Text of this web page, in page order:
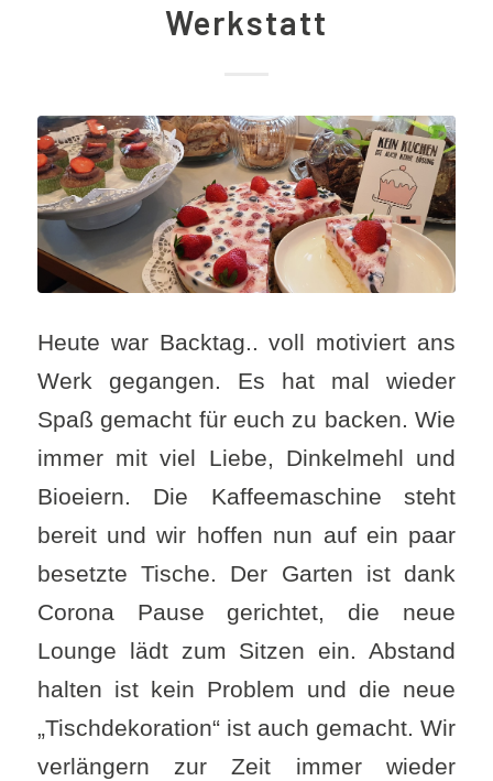
Werkstatt
Heute war Backtag.. voll motiviert ans
Werk gegangen. Es hat mal wieder
Spaß gemacht für euch zu backen. Wie
immer mit viel Liebe, Dinkelmehl und
Bioeiern. Die Kaffeemaschine steht
bereit und wir hoffen nun auf ein paar
besetzte Tische. Der Garten ist dank
Corona Pause gerichtet, die neue
Lounge lädt zum Sitzen ein. Abstand
halten ist kein Problem und die neue
„Tischdekoration“ ist auch gemacht. Wir
verlängern zur Zeit immer wieder